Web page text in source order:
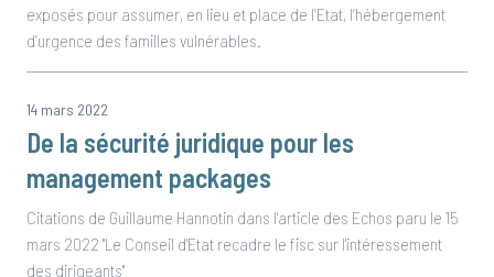
exposés pour assumer, en lieu et place de l’Etat, l’hébergement
d’urgence des familles vulnérables.
14 mars 2022
De la sécurité juridique pour les
management packages
Citations de Guillaume Hannotin dans l'article des Echos paru le 15
mars 2022 "Le Conseil d'Etat recadre le fisc sur l'intéressement
des dirigeants"